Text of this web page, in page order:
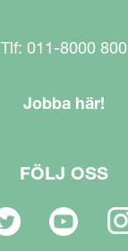
Tlf: 011-8000 800
Jobba här!
FÖLJ OSS